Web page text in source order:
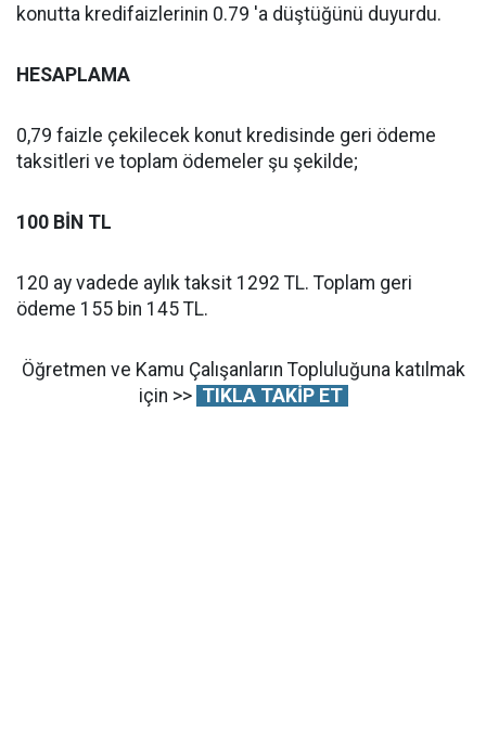
konutta kredifaizlerinin 0.79 'a düştüğünü duyurdu.
HESAPLAMA
0,79 faizle çekilecek konut kredisinde geri ödeme
taksitleri ve toplam ödemeler şu şekilde;
100 BİN TL
120 ay vadede aylık taksit 1292 TL. Toplam geri
ödeme 155 bin 145 TL.
Öğretmen ve Kamu Çalışanların Topluluğuna katılmak
için >> TIKLA TAKİP ET